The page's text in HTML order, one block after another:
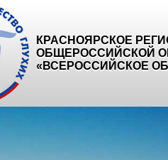
КРАСНОЯРСКОЕ
ОБЩЕРОССИЙСКОЙ
«ВСЕРОССИЙСКОЕ